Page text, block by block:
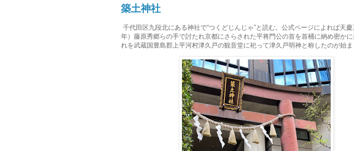
築土神社
千代田区九段北にある神社で“つくどじんじゃ”と読む。公式ページによれば天
年）藤原秀郷らの手で討たれ京都にさらされた平将門公の首を首桶に納め密かに
れを武蔵国豊島郡上平河村津久戸の観音堂に祀って津久戸明神と称したのが始ま